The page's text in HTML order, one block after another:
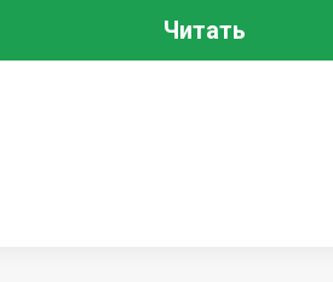
Читать